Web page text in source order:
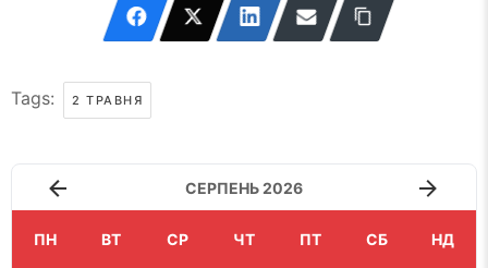
Tags: 2 ТРАВНЯ
СЕРПЕНЬ 2026
ПН ВТ СР ЧТ ПТ СБ НД